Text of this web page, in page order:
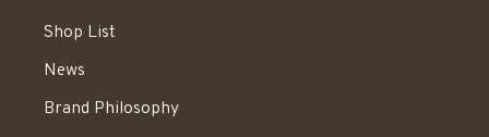
Shop List
News
Brand Philosophy